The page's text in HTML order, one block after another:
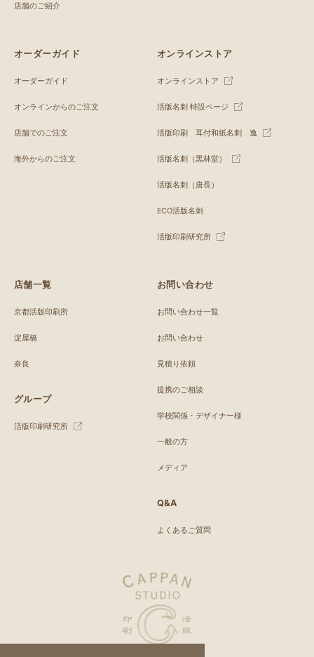
店舗のご紹介
オーダーガイド
オーダーガイド
オンラインからのご注文
店舗でのご注文
海外からのご注文
オンラインストア
オンラインストア
活版名刺 特設ページ
活版印刷 耳付和紙名刺 逸
活版名刺（黒林堂）
活版名刺（唐長）
ECO活版名刺
活版印刷研究所
店舗一覧
京都活版印刷所
淀屋橋
奈良
グループ
活版印刷研究所
お問い合わせ
お問い合わせ一覧
お問い合わせ
見積り依頼
提携のご相談
学校関係・デザイナー様
一般の方
メディア
Q&A
よくあるご質問